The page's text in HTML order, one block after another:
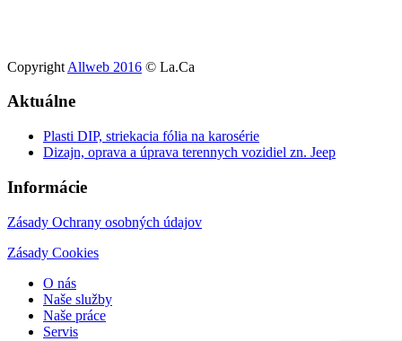
Copyright Allweb 2016 © La.Ca
Aktuálne
Plasti DIP, striekacia fólia na karosérie
Dizajn, oprava a úprava terennych vozidiel zn. Jeep
Informácie
Zásady Ochrany osobných údajov
Zásady Cookies
O nás
Naše služby
Naše práce
Servis